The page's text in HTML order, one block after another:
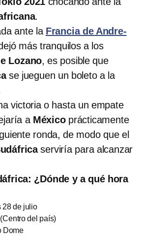
.
ante la Francia de Andre-
más tranquilos a los
Lozano, es posible que
se jueguen un boleto a la
victoria o hasta un empate
a México prácticamente
ronda, de modo que el
serviría para alcanzar
¿Dónde y a qué hora
28 de julio
del país)
Dome